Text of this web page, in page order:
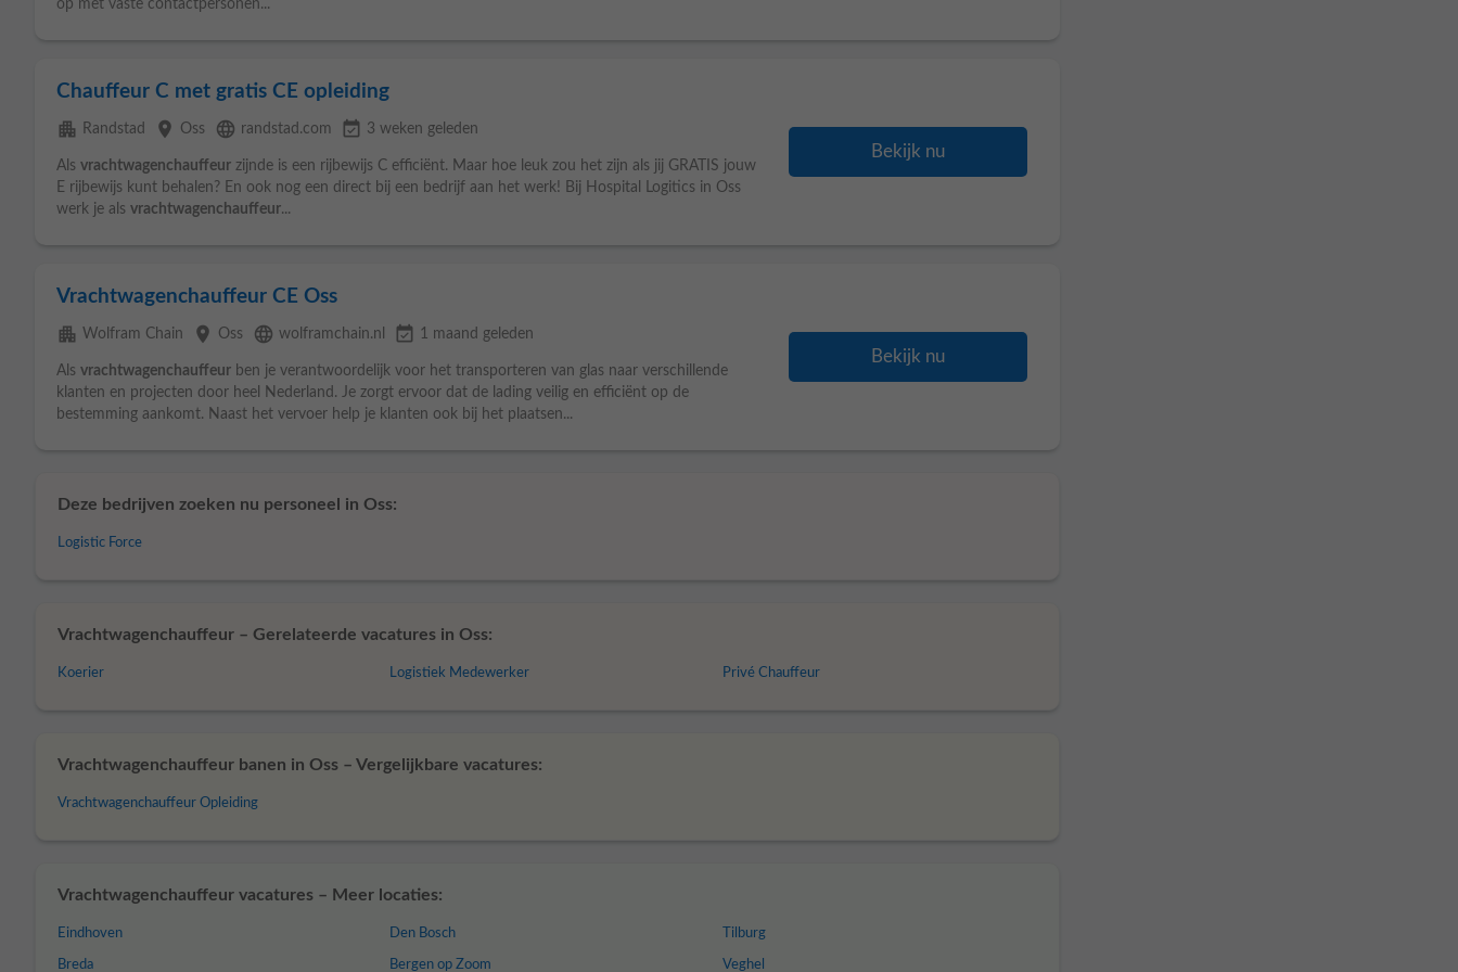
op met vaste contactpersonen...
Chauffeur C met gratis CE opleiding
apartment Randstad place Oss language randstad.com event_available 3 weken geleden
Als vrachtwagenchauffeur zijnde is een rijbewijs C efficiënt. Maar hoe leuk zou het zijn als jij GRATIS jouw
E rijbewijs kunt behalen? En ook nog een direct bij een bedrijf aan het werk! Bij Hospital Logitics in Oss
werk je als vrachtwagenchauffeur...
Bekijk nu
Vrachtwagenchauffeur CE Oss
apartment Wolfram Chain place Oss language wolframchain.nl event_available 1 maand geleden
Als vrachtwagenchauffeur ben je verantwoordelijk voor het transporteren van glas naar verschillende
klanten en projecten door heel Nederland. Je zorgt ervoor dat de lading veilig en efficiënt op de
bestemming aankomt. Naast het vervoer help je klanten ook bij het plaatsen...
Bekijk nu
Deze bedrijven zoeken nu personeel in Oss:
Logistic Force
Vrachtwagenchauffeur – Gerelateerde vacatures in Oss:
Koerier Logistiek Medewerker Privé Chauffeur
Vrachtwagenchauffeur banen in Oss – Vergelijkbare vacatures:
Vrachtwagenchauffeur Opleiding
Vrachtwagenchauffeur vacatures – Meer locaties:
Eindhoven
Breda
Den Bosch
Bergen op Zoom
Tilburg
Veghel